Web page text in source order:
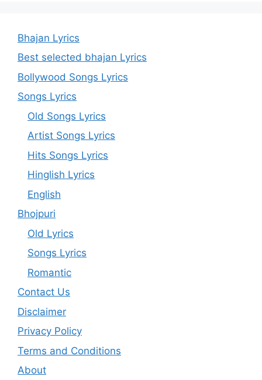
Bhajan Lyrics
Best selected bhajan Lyrics
Bollywood Songs Lyrics
Songs Lyrics
Old Songs Lyrics
Artist Songs Lyrics
Hits Songs Lyrics
Hinglish Lyrics
English
Bhojpuri
Old Lyrics
Songs Lyrics
Romantic
Contact Us
Disclaimer
Privacy Policy
Terms and Conditions
About